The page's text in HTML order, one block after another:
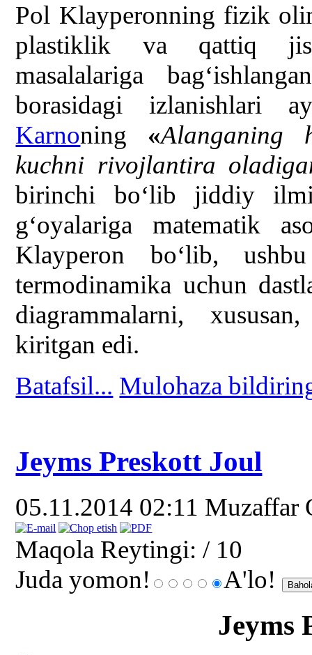
Pol Klayperonning fizik
plastiklik va qattiq
masalalariga
borasidagi izlanishlari
Karnoning «Alanganing
kuchni rivojlantira
birinchi bo‘lib jiddiy
g‘oyalariga matematik
Klayperon bo‘lib,
termodinamika uchun
diagrammalarni,
kiritgan edi.
Batafsil... Mulohaza
Jeyms Preskott Joul
05.11.2014 02:11 Muzaffar
Maqola Reytingi: / 10
Juda yomon!
A'lo!
Jeyms